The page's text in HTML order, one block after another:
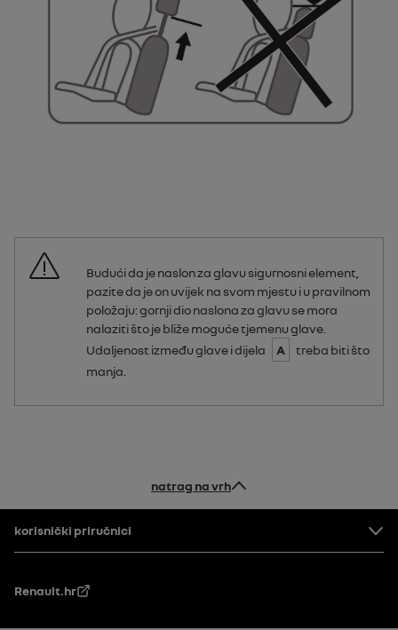
Budući da je naslon za glavu sigurnosni element,
pazite da je on uvijek na svom mjestu i u pravilnom
položaju: gornji dio naslona za glavu se mora
nalaziti što je bliže moguće tjemenu glave.
Udaljenost između glave i dijela
A
treba biti što
manja.
natrag na vrh
Podnožje
korisnički priručnici
Renault.hr